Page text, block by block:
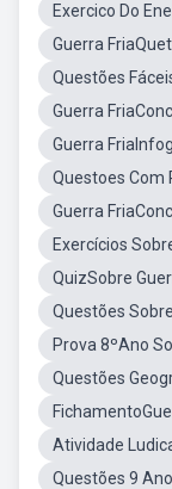
Exercico Do
Guerra
Questões
Guerra
Guerra
Questoes Com
Guerra
Exercícios
QuizSobre
Questões
Prova 8ºAno
Questões
Atividade
Questões 9